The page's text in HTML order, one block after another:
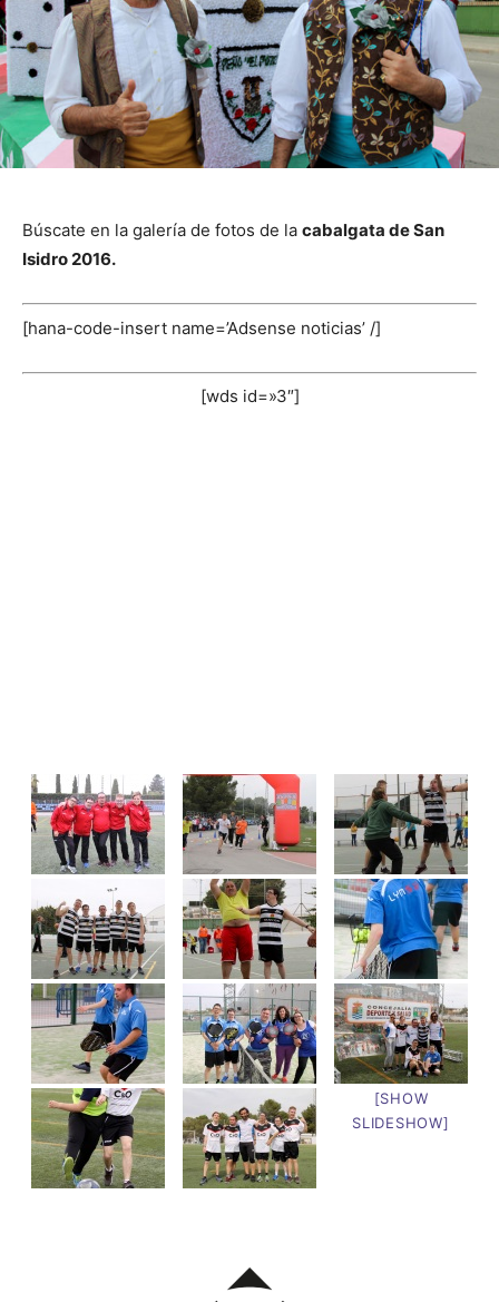
Búscate en la galería de fotos de la cabalgata de San
Isidro 2016.
[hana-code-insert name=’Adsense noticias’ /]
[wds id=»3″]
[SHOW
SLIDESHOW]